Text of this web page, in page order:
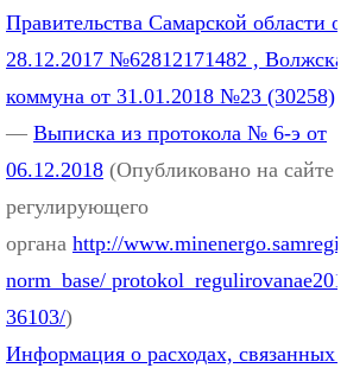
Правительства Самарской области
28.12.2017 №62812171482 ,
коммуна от 31.01.2018 №23 (30258)
— Выписка из протокола № 6-э от
06.12.2018 (Опубликовано на сайте
регулирующего
органа http://
norm_base/
36103/)
Информация о расходах, связанных